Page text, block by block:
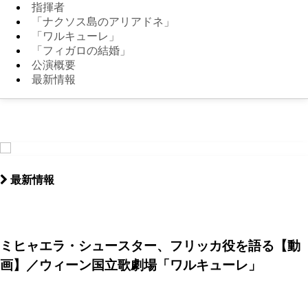
指揮者
「ナクソス島のアリアドネ」
「ワルキューレ」
「フィガロの結婚」
公演概要
最新情報
最新情報
ミヒャエラ・シュースター、フリッカ役を語る【動
画】／ウィーン国立歌劇場「ワルキューレ」